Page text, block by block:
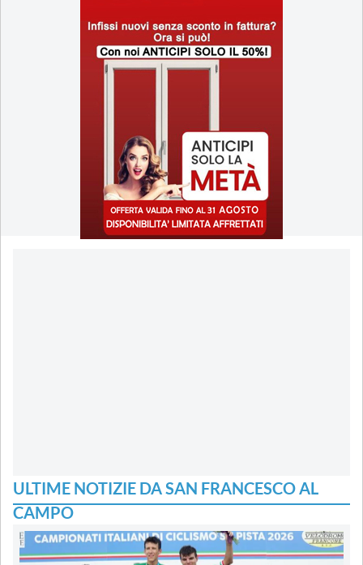
ULTIME NOTIZIE DA SAN FRANCESCO AL
CAMPO